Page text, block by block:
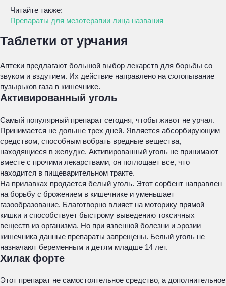
Читайте также:
Препараты для мезотерапии лица названия
Таблетки от урчания
Аптеки предлагают большой выбор лекарств для борьбы со
звуком и вздутием. Их действие направлено на схлопывание
пузырьков газа в кишечнике.
Активированный уголь
Самый популярный препарат сегодня, чтобы живот не урчал.
Принимается не дольше трех дней. Является абсорбирующим
средством, способным вобрать вредные вещества,
находящиеся в желудке. Активированный уголь не принимают
вместе с прочими лекарствами, он поглощает все, что
находится в пищеварительном тракте.
На прилавках продается белый уголь. Этот сорбент направлен
на борьбу с брожением в кишечнике и уменьшает
газообразование. Благотворно влияет на моторику прямой
кишки и способствует быстрому выведению токсичных
веществ из организма. Но при язвенной болезни и эрозии
кишечника данные препараты запрещены. Белый уголь не
назначают беременным и детям младше 14 лет.
Хилак форте
Этот препарат не самостоятельное средство, а дополнительное